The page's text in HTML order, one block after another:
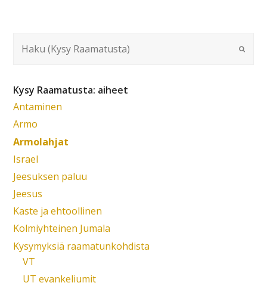
Kysy Raamatusta: aiheet
Antaminen
Armo
Armolahjat
Israel
Jeesuksen paluu
Jeesus
Kaste ja ehtoollinen
Kolmiyhteinen Jumala
Kysymyksiä raamatunkohdista
VT
UT evankeliumit